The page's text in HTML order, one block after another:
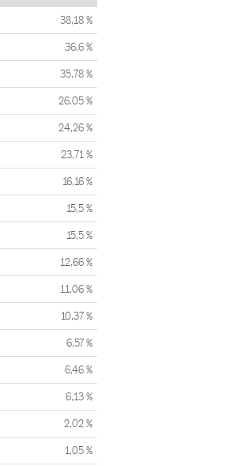
38,18 %
36,6 %
35,78 %
26,05 %
24,26 %
23,71 %
16,16 %
15,5 %
15,5 %
12,66 %
11,06 %
10,37 %
6,57 %
6,46 %
6,13 %
2,02 %
1,05 %